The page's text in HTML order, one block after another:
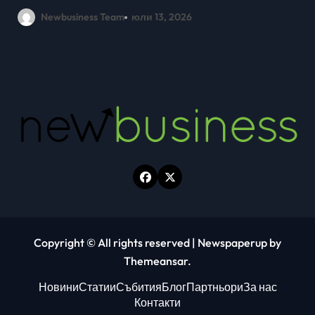
млади хора на SOFIA UP
Newbusiness Team юни 26, 2026
Copyright © All rights reserved | Newspaperup by
Themeansar.
НовиниСтатииСъбитияБлогПартньориЗа нас
Контакти